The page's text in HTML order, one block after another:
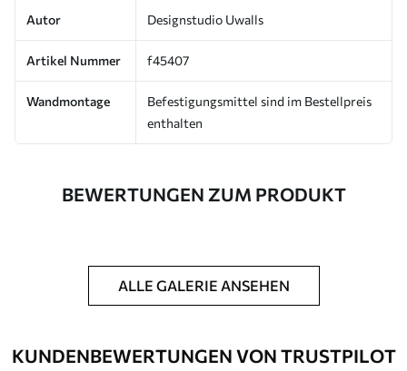
Autor Designstudio Uwalls
Artikel Nummer f45407
Wandmontage
Befestigungsmittel sind im Bestellpreis
enthalten
BEWERTUNGEN ZUM PRODUKT
ALLE GALERIE ANSEHEN
KUNDENBEWERTUNGEN VON TRUSTPILOT